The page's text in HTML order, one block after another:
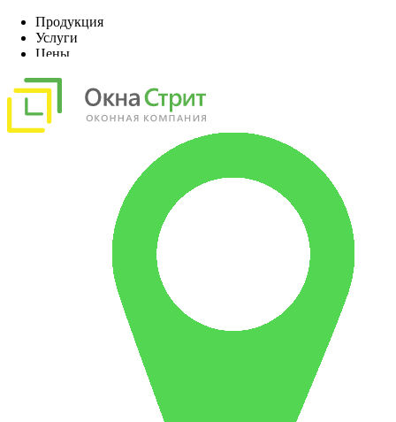
Продукция
Услуги
Цены
О компании
Акции, скидки
Контакты